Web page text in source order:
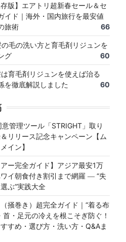
版】エアトリ超新春セール＆セ
イド｜海外・国内旅行を最安値
旅術
66
毛の洗い方と育毛剤リジュンを
グ
60
育毛剤リジュンを使えば治る
を徹底解説しました
60
管理ツール「STRIGHT」取り
リリース記念キャンペーン【ム
イン】
アー完全ガイド】アジア最安1万
イ朝食付き割引まで網羅 ― “失
ぶ”実践大全
掻巻き）超完全ガイド｜“着る布
首・足元の冷えを根こそぎ防ぐ！
すめ・選び方・洗い方・Q&Aま